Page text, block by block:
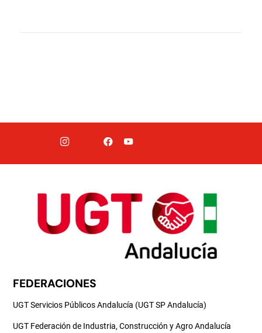
FEDERACIONES
UGT Servicios Públicos Andalucía (UGT SP Andalucía)
UGT Federación de Industria, Construcción y Agro Andalucía